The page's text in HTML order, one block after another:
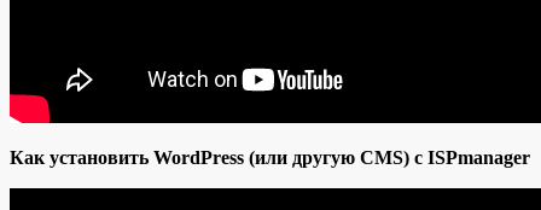
Как установить WordPress (или другую CMS) с ISPmanager